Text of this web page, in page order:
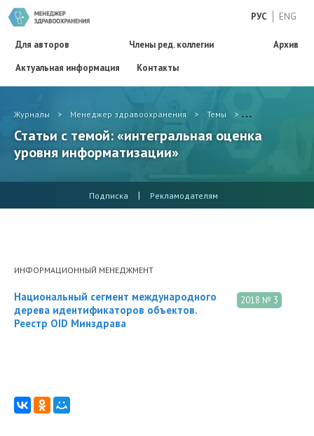
РУС ENG
Для авторов Члены ред. коллегии
Архив
Актуальная информация
Контакты
Журналы > Менеджер здравоохранения > Темы > интегральная
Статьи с темой: «интегральная оценка
уровня информатизации»
Подписка | Рекламодателям
ИНФОРМАЦИОННЫЙ МЕНЕДЖМЕНТ
2018 № 3
Национальный сегмент международного
дерева идентификаторов объектов.
Реестр OID Минздрава